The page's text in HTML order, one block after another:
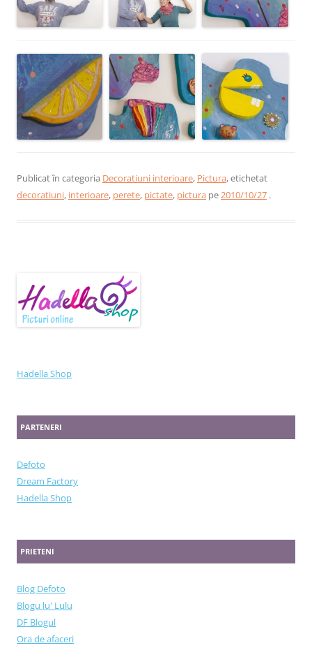
Publicat în categoria Decoratiuni interioare, Pictura, etichetat
decoratiuni, interioare, perete, pictate, pictura pe2010/10/27 .
Hadella Shop
PARTENERI
Defoto
Dream Factory
Hadella Shop
PRIETENI
Blog Defoto
Blogu lu' Lulu
DF Blogul
Ora de afaceri